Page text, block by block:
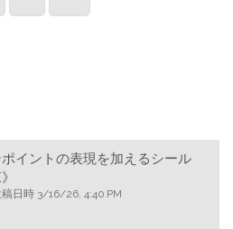
イントの表現を加えるシール
日時 3/16/26, 4:40 PM